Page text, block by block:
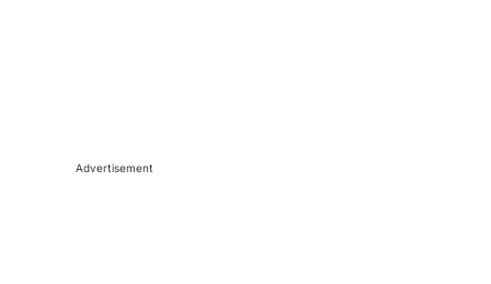
Advertisement